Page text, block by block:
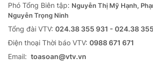
Phó Tổng Biên tập: Nguyễn Thị Mỹ Hạnh,
Nguyễn Trọng Ninh
Tổng đài VTV: 024.38 355 931 - 024.38
Ðiện thoại Thời báo VTV: 0988 671 671
Email: toasoan@vtv.vn